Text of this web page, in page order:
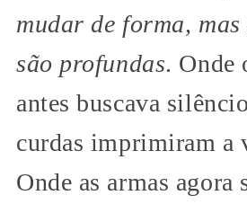
mudar de forma, mas
são profundas. Onde
antes buscava
curdas imprimiram a
Onde as armas agora